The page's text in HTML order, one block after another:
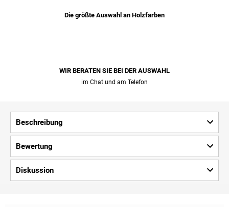
Die größte Auswahl an Holzfarben
WIR BERATEN SIE BEI ​​DER AUSWAHL
im Chat und am Telefon
Beschreibung
Bewertung
Diskussion